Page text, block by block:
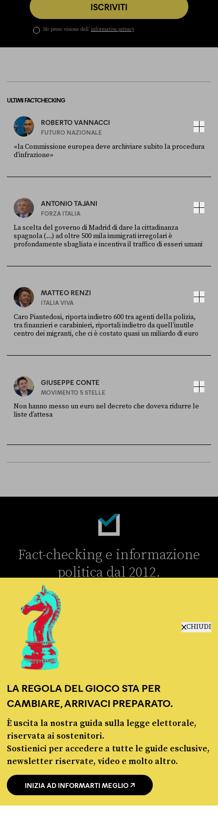
CHIUDI
LA REGOLA DEL GIOCO STA PER
CAMBIARE, ARRIVACI PREPARATO.
È uscita la nostra guida sulla legge elettorale,
riservata ai sostenitori.
Sostienici per accedere a tutte le guide esclusive,
newsletter riservate, video e molto altro.
INIZIA AD INFORMARTI MEGLIO
ISCRIVITI
Ho preso visione dell’ informativa privacy
ULTIMI FACT-CHECKING
ROBERTO VANNACCI
FUTURO NAZIONALE
«la Commissione europea deve archiviare subito la procedura
d’infrazione»
ANTONIO TAJANI
FORZA ITALIA
La scelta del governo di Madrid di dare la cittadinanza
spagnola (...) ad oltre 500 mila immigrati irregolari è
profondamente sbagliata e incentiva il traffico di esseri umani
MATTEO RENZI
ITALIA VIVA
Caro Piantedosi, riporta indietro 600 tra agenti della polizia,
tra finanzieri e carabinieri, riportali indietro da quell’inutile
centro dei migranti, che ci è costato quasi un miliardo di euro
GIUSEPPE CONTE
MOVIMENTO 5 STELLE
Non hanno messo un euro nel decreto che doveva ridurre le
liste d’attesa
Fact-checking e informazione
politica dal 2012.
progetti
lavora con noi